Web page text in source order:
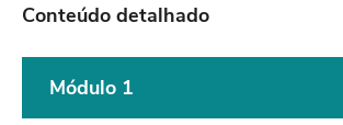
Conteúdo detalhado
Módulo 1